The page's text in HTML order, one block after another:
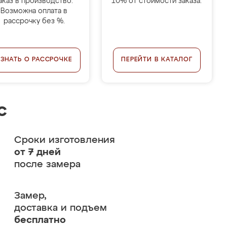
Возможна оплата в
рассрочку без %.
О РАССРОЧКЕ ПЕРЕЙТИ В КАТАЛОГ
Сроки изготовления
от 7 дней
после замера
Замер,
доставка и подъем
бесплатно